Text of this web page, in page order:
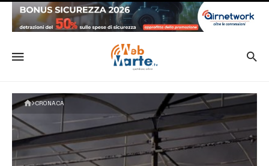
CRONACA